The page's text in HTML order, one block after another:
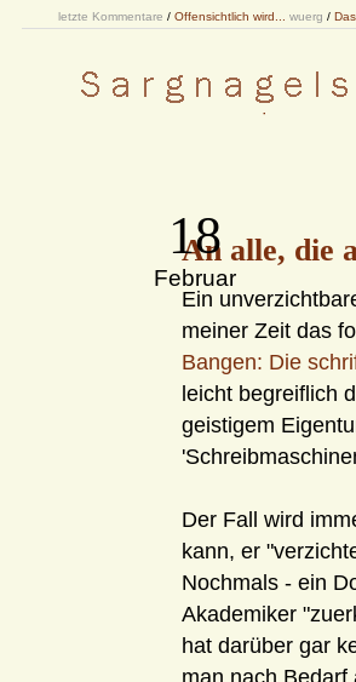
letzte Kommentare / Offensichtlich wird... wuerg /
18
Februar
An alle, die
Ein
meiner Zeit das
Bangen: Die
leicht begreiflich
geistigem
Der Fall wird
kann, er
Nochmals - ein
Akademiker
hat darüber gar
man nach Bedarf